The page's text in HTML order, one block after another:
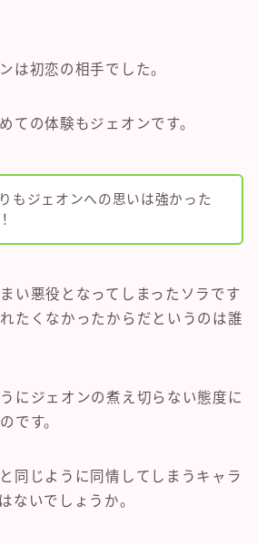
は初恋の相手でした。
ての体験もジェオンです。
もジェオンへの思いは強かった
い悪役となってしまったソラです
たくなかったからだというのは誰
にジェオンの煮え切らない態度に
です。
同じように同情してしまうキャラ
ないでしょうか。